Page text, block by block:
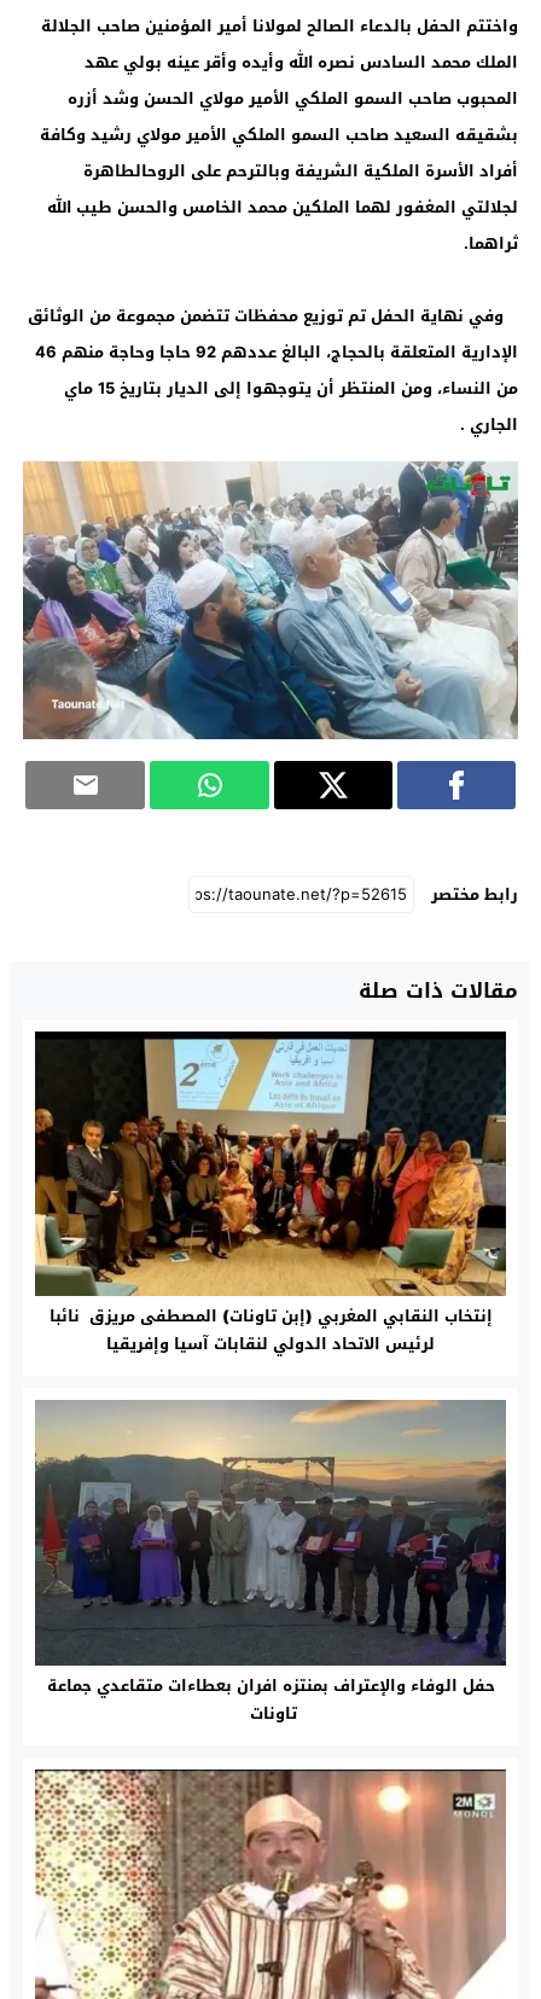
واختتم الحفل بالدعاء الصالح لمولانا أمير المؤمنين صاحب الجلالة
الملك محمد السادس نصره الله وأيده وأقر عينه بولي عهد
المحبوب صاحب السمو الملكي الأمير مولاي الحسن وشد أزره
بشقيقه السعيد صاحب السمو الملكي الأمير مولاي رشيد وكافة
أفراد الأسرة الملكية الشريفة وبالترحم على الروحالطاهرة
لجلالتي المغفور لهما الملكين محمد الخامس والحسن طيب الله
ثراهما.
وفي نهاية الحفل تم توزيع محفظات تتضمن مجموعة من الوثائق
الإدارية المتعلقة بالحجاج، البالغ عددهم 92 حاجا وحاجة منهم 46
من النساء، ومن المنتظر أن يتوجهوا إلى الديار بتاريخ 15 ماي
الجاري .
رابط مختصر
مقالات ذات صلة
إنتخاب النقابي المغربي (إبن تاونات) المصطفى مريزق نائبا
لرئيس الاتحاد الدولي لنقابات آسيا وإفريقيا
حفل الوفاء والإعتراف بمنتزه افران بعطاءات متقاعدي جماعة
تاونات